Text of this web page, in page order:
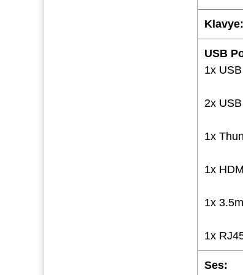
Klavye:
USB
1x
2x
1x
1x
1x
1x
Ses: